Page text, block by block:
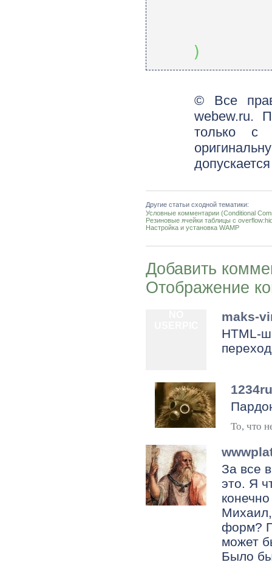
)
© Все
webew.ru.
только с
Другие статьи сходной тематики:
Условные комментарии (Conditional
Резиновые ячейки таблицы с
Настройка и установка WAMP
Добавить
Отображение
maks-
HTML-
1234ru
То, что
За все
это. Я
форм?
может
Было